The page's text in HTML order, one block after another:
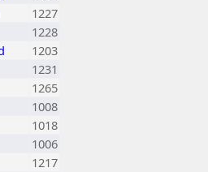
1227
1228
1203
1231
1265
1008
1018
1006
1217